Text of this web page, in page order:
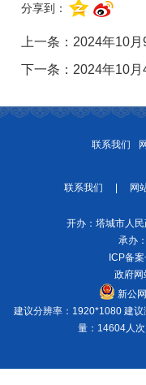
分享到：
上一条： 2024年10月
下一条： 2024年10月
联系我们
联系我们 网
开办：塔城市人
承办
ICP备案
政府
新公
建议分辨率：1920*1080 建
量：14604人次